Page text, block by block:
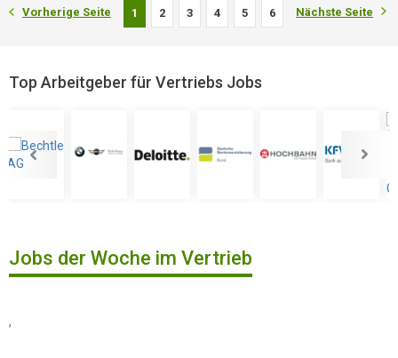
Vorherige Seite 1 2 3 4 5 6 Nächste Seite
Top Arbeitgeber für Vertriebs Jobs
Jobs der Woche im Vertrieb
,